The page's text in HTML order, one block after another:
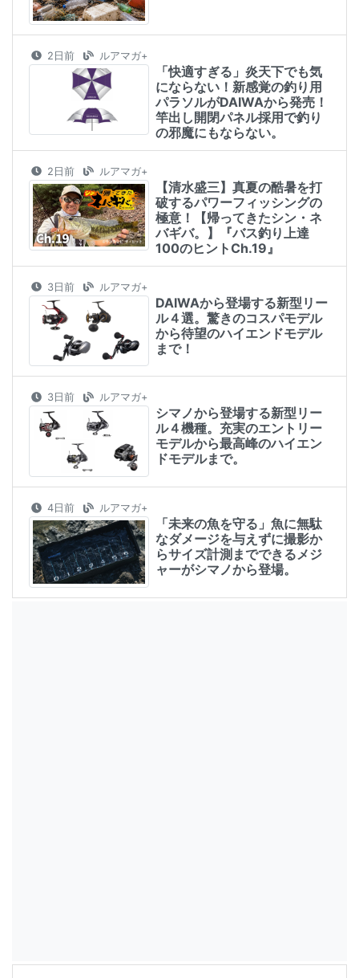
2日前 ルアマガ+
「快適すぎる」炎天下でも気
にならない！新感覚の釣り用
パラソルがDAIWAから発売！
竿出し開閉パネル採用で釣り
の邪魔にもならない。
2日前 ルアマガ+
【清水盛三】真夏の酷暑を打
破するパワーフィッシングの
極意！【帰ってきたシン・ネ
バギバ。】『バス釣り上達
100のヒントCh.19』
3日前 ルアマガ+
DAIWAから登場する新型リー
ル４選。驚きのコスパモデル
から待望のハイエンドモデル
まで！
3日前 ルアマガ+
シマノから登場する新型リー
ル４機種。充実のエントリー
モデルから最高峰のハイエン
ドモデルまで。
4日前 ルアマガ+
「未来の魚を守る」魚に無駄
なダメージを与えずに撮影か
らサイズ計測までできるメジ
ャーがシマノから登場。